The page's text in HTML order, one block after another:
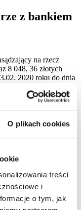
O plikach cookies
treści
i
o tym, jak
z bankiem
na rzecz
8 048, 36 złotych
2020 roku do dnia
postanowień
do wyegzekwowania
pełnomocnika
II instancji przyznał
wraz z odsetkami za
i 9 100 złotych
wraz z
uprawomocnienia się
obciążono
Sąd Apelacyjny
zażaleniowe.